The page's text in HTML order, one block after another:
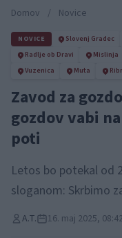
Domov / Novice
NOVICE Slovenj Gradec
Radlje ob Dravi
Mislinja
Vuzenica
Muta
Zavod za
gozdov vabi
poti
Letos bo potekal od
sloganom: Skrbimo
A.T. 16. maj 2025,